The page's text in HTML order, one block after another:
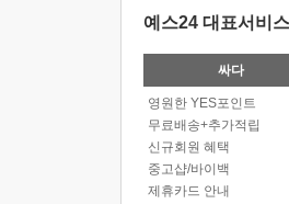
예스24 대표서비스
싸다
영원한 YES포인트
무료배송+추가적립
신규회원 혜택
중고샵/바이백
제휴카드 안내